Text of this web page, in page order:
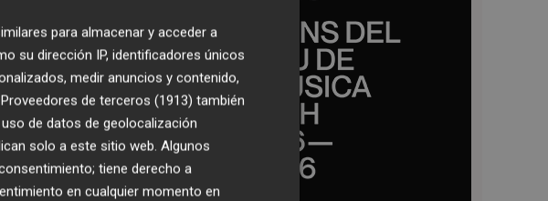
para almacenar y acceder a
su dirección IP, identificadores únicos
medir anuncios y contenido,
Proveedores de terceros (1913) también
de datos de geolocalización
solo a este sitio web. Algunos
tiene derecho a
en cualquier momento en